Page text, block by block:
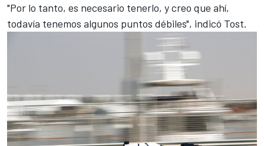
"Por lo tanto, es necesario tenerlo, y creo que ahí,
todavía tenemos algunos puntos débiles", indicó Tost.